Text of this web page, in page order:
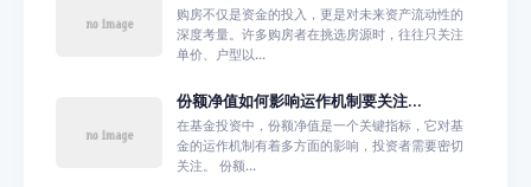
购房不仅是资金的投入，更是对未来资产流动性的
深度考量。许多购房者在挑选房源时，往往只关注
单价、户型以...
份额净值如何影响运作机制要关注...
在基金投资中，份额净值是一个关键指标，它对基
金的运作机制有着多方面的影响，投资者需要密切
关注。 份额...